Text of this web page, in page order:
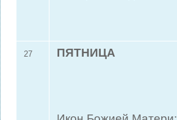
27 ПЯТНИЦА